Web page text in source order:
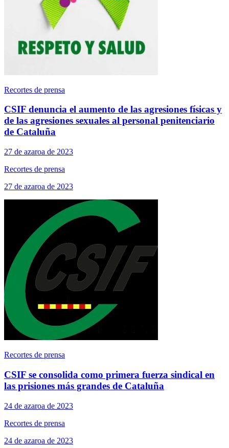
Recortes de prensa
CSIF denuncia el aumento de las agresiones físicas y
de las agresiones sexuales al personal penitenciario
de Cataluña
27 de azaroa de 2023
Recortes de prensa
27 de azaroa de 2023
Recortes de prensa
CSIF se consolida como primera fuerza sindical en
las prisiones más grandes de Cataluña
24 de azaroa de 2023
Recortes de prensa
24 de azaroa de 2023